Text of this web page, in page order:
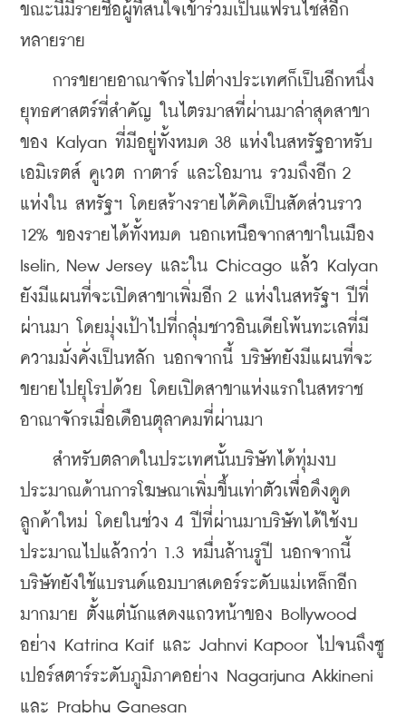
ขณะนี้มีรายชื่อผู้ที่สนใจเข้าร่วมเป็นแฟรนไชส์อีก
หลายราย
การขยายอาณาจักรไปต่างประเทศก็เป็นอีกหนึ่ง
ยุทธศาสตร์ที่สำคัญ ในไตรมาสที่ผ่านมาล่าสุดสาขา
ของ Kalyan ที่มีอยู่ทั้งหมด 38 แห่งในสหรัฐอาหรับ
เอมิเรตส์ คูเวต กาตาร์ และโอมาน รวมถึงอีก 2
แห่งใน สหรัฐฯ โดยสร้างรายได้คิดเป็นสัดส่วนราว
12% ของรายได้ทั้งหมด นอกเหนือจากสาขาในเมือง
Iselin, New Jersey และใน Chicago แล้ว Kalyan
ยังมีแผนที่จะเปิดสาขาเพิ่มอีก 2 แห่งในสหรัฐฯ ปีที่
ผ่านมา โดยมุ่งเป้าไปที่กลุ่มชาวอินเดียโพ้นทะเลที่มี
ความมั่งคั่งเป็นหลัก นอกจากนี้ บริษัทยังมีแผนที่จะ
ขยายไปยุโรปด้วย โดยเปิดสาขาแห่งแรกในสหราช
อาณาจักรเมื่อเดือนตุลาคมที่ผ่านมา
สำหรับตลาดในประเทศนั้นบริษัทได้ทุ่มงบ
ประมาณด้านการโฆษณาเพิ่มขึ้นเท่าตัวเพื่อดึงดูด
ลูกค้าใหม่ โดยในช่วง 4 ปีที่ผ่านมาบริษัทได้ใช้งบ
ประมาณไปแล้วกว่า 1.3 หมื่นล้านรูปี นอกจากนี้
บริษัทยังใช้แบรนด์แอมบาสเดอร์ระดับแม่เหล็กอีก
มากมาย ตั้งแต่นักแสดงแถวหน้าของ Bollywood
อย่าง Katrina Kaif และ Jahnvi Kapoor ไปจนถึงซู
เปอร์สตาร์ระดับภูมิภาคอย่าง Nagarjuna Akkineni
และ Prabhu Ganesan